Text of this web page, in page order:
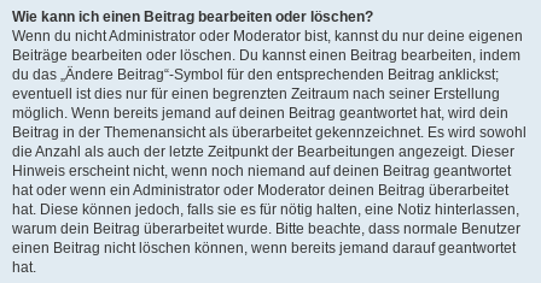
Wie kann ich einen Beitrag bearbeiten oder löschen?
Wenn du nicht Administrator oder Moderator bist, kannst du nur deine eigenen
Beiträge bearbeiten oder löschen. Du kannst einen Beitrag bearbeiten, indem
du das „Ändere Beitrag“-Symbol für den entsprechenden Beitrag anklickst;
eventuell ist dies nur für einen begrenzten Zeitraum nach seiner Erstellung
möglich. Wenn bereits jemand auf deinen Beitrag geantwortet hat, wird dein
Beitrag in der Themenansicht als überarbeitet gekennzeichnet. Es wird sowohl
die Anzahl als auch der letzte Zeitpunkt der Bearbeitungen angezeigt. Dieser
Hinweis erscheint nicht, wenn noch niemand auf deinen Beitrag geantwortet
hat oder wenn ein Administrator oder Moderator deinen Beitrag überarbeitet
hat. Diese können jedoch, falls sie es für nötig halten, eine Notiz hinterlassen,
warum dein Beitrag überarbeitet wurde. Bitte beachte, dass normale Benutzer
einen Beitrag nicht löschen können, wenn bereits jemand darauf geantwortet
hat.